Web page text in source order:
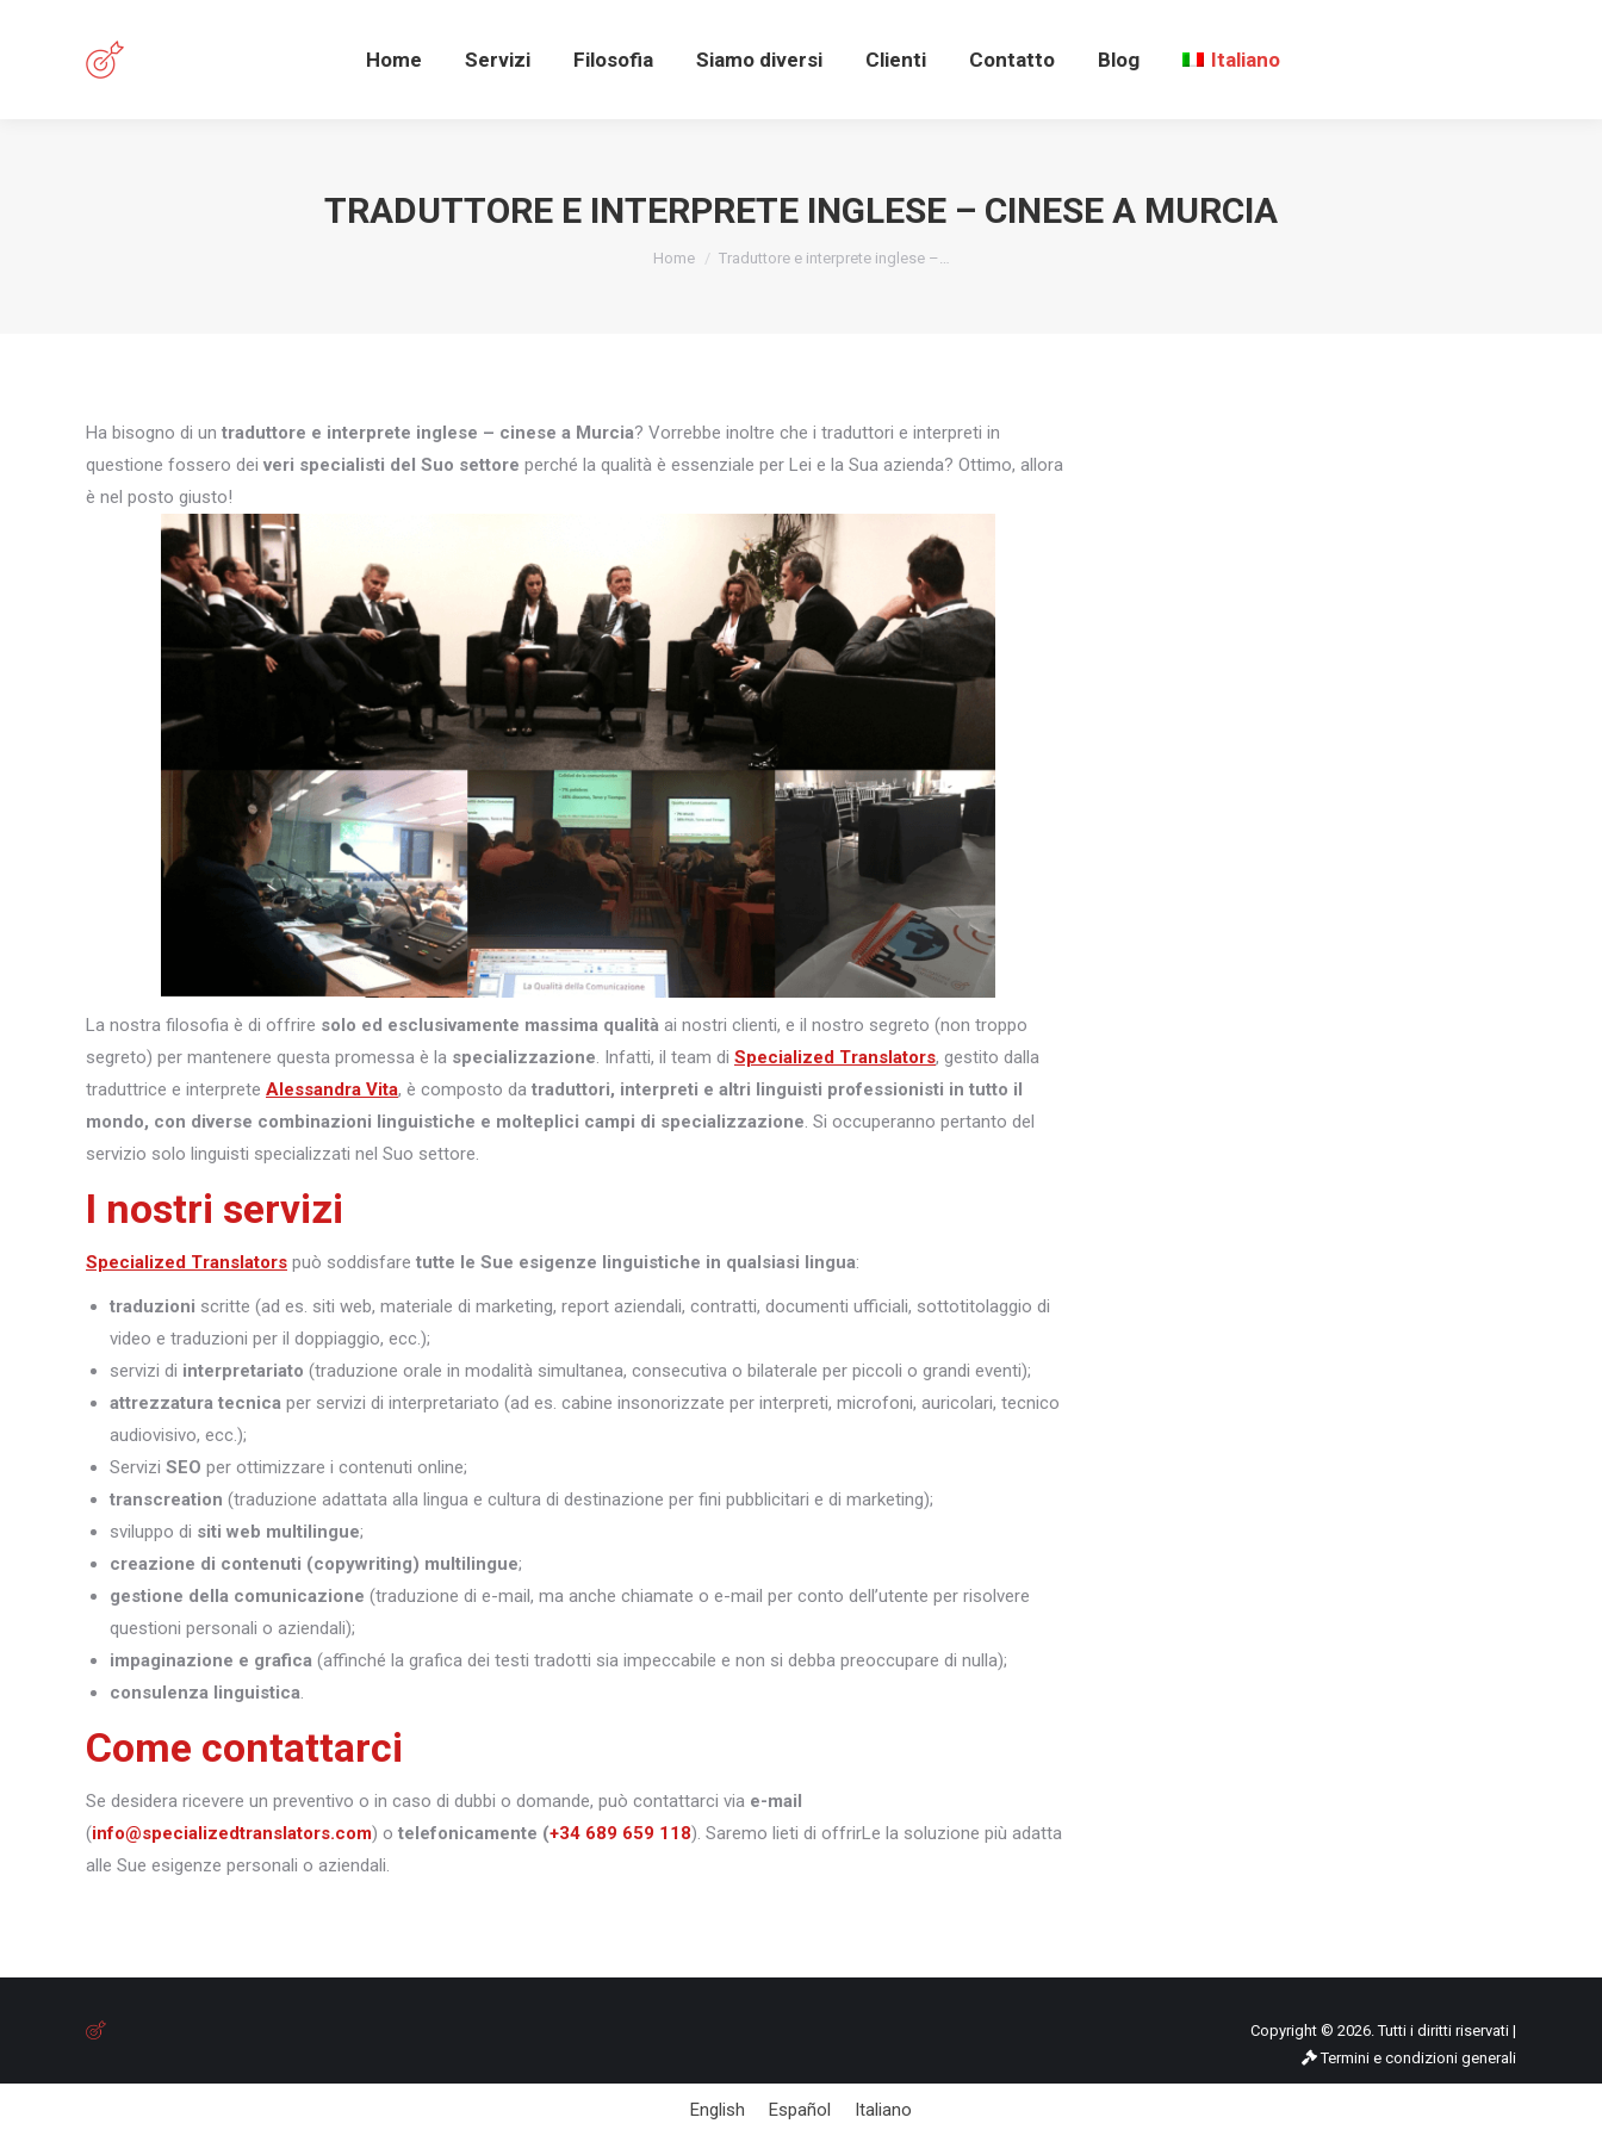
Home Servizi Filosofia Siamo diversi Clienti Contatto Blog Italiano
TRADUTTORE E INTERPRETE INGLESE – CINESE A MURCIA
You are here:
Home Traduttore e interprete inglese –…
Ha bisogno di un traduttore e interprete inglese – cinese a Murcia? Vorrebbe inoltre che i traduttori e interpreti in
questione fossero dei veri specialisti del Suo settore perché la qualità è essenziale per Lei e la Sua azienda? Ottimo, allora
è nel posto giusto!
La nostra filosofia è di offrire solo ed esclusivamente massima qualità ai nostri clienti, e il nostro segreto (non troppo
segreto) per mantenere questa promessa è la specializzazione . Infatti, il team di Specialized Translators, gestito dalla
traduttrice e interprete Alessandra Vita, è composto da traduttori, interpreti e altri linguisti professionisti in tutto il
mondo, con diverse combinazioni linguistiche e molteplici campi di specializzazione . Si occuperanno pertanto del
servizio solo linguisti specializzati nel Suo settore.
I nostri servizi
Specialized Translators può soddisfare tutte le Sue esigenze linguistiche in qualsiasi lingua:
traduzioni scritte (ad es. siti web, materiale di marketing, report aziendali, contratti, documenti ufficiali, sottotitolaggio di
video e traduzioni per il doppiaggio, ecc.);
servizi di interpretariato (traduzione orale in modalità simultanea, consecutiva o bilaterale per piccoli o grandi eventi);
attrezzatura tecnica per servizi di interpretariato (ad es. cabine insonorizzate per interpreti, microfoni, auricolari, tecnico
audiovisivo, ecc.);
Servizi SEO per ottimizzare i contenuti online;
transcreation (traduzione adattata alla lingua e cultura di destinazione per fini pubblicitari e di marketing);
sviluppo di siti web multilingue;
creazione di contenuti (copywriting) multilingue;
gestione della comunicazione (traduzione di e-mail, ma anche chiamate o e-mail per conto dell’utente per risolvere
questioni personali o aziendali);
impaginazione e grafica (affinché la grafica dei testi tradotti sia impeccabile e non si debba preoccupare di nulla);
consulenza linguistica
Come contattarci
Se desidera ricevere un preventivo o in caso di dubbi o domande, può contattarci via e-mail
(info@specializedtranslators.com) o telefonicamente (+34 689 659 118). Saremo lieti di offrirLe la soluzione più adatta
alle Sue esigenze personali o aziendali.
Copyright © 2026. Tutti i diritti riservati |
Termini e condizioni generali
English Español Italiano